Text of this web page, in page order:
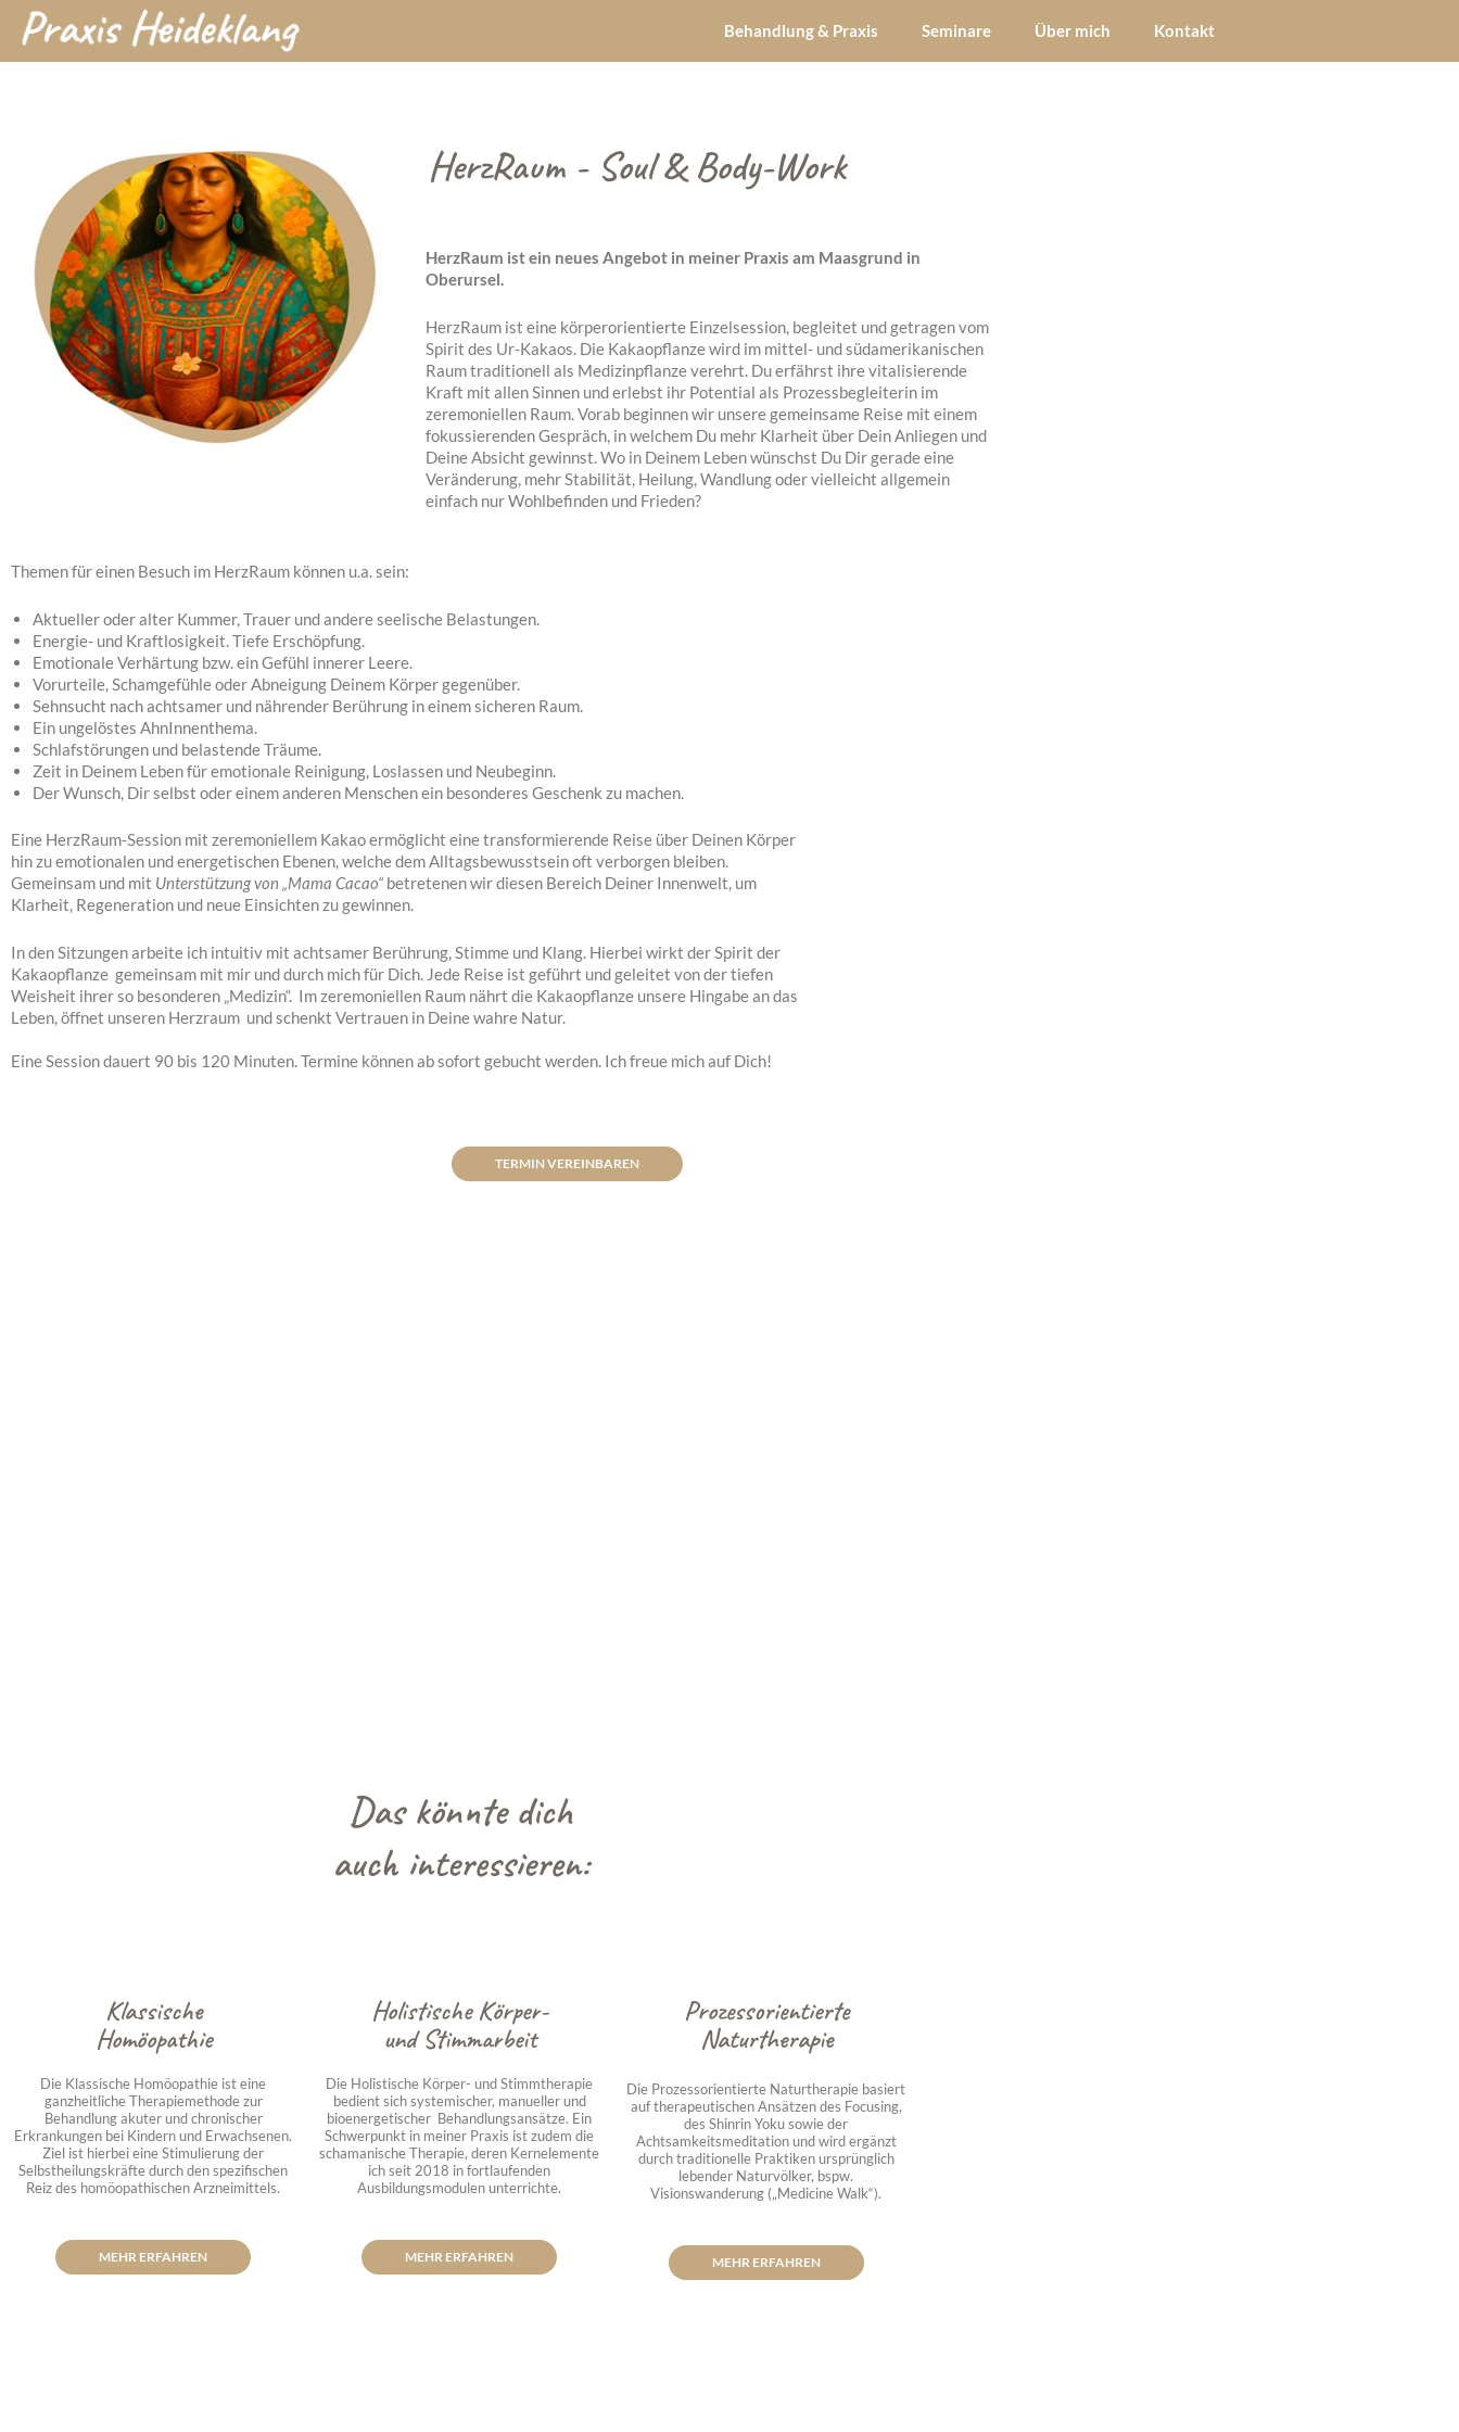
Zum
Inhalt
springen
Behandlung & Praxis Seminare Über mich Kontakt
HerzRaum - Soul & Body-Work
HerzRaum ist ein neues Angebot in meiner Praxis am Maasgrund in
Oberursel.
HerzRaum ist eine körperorientierte Einzelsession, begleitet und getragen vom
Spirit des Ur-Kakaos. Die Kakaopflanze wird im mittel- und südamerikanischen
Raum traditionell als Medizinpflanze verehrt. Du erfährst ihre vitalisierende
Kraft mit allen Sinnen und erlebst ihr Potential als Prozessbegleiterin im
zeremoniellen Raum. Vorab beginnen wir unsere gemeinsame Reise mit einem
fokussierenden Gespräch, in welchem Du mehr Klarheit über Dein Anliegen und
Deine Absicht gewinnst. Wo in Deinem Leben wünschst Du Dir gerade eine
Veränderung, mehr Stabilität, Heilung, Wandlung oder vielleicht allgemein
einfach nur Wohlbefinden und Frieden?
Themen für einen Besuch im HerzRaum können u.a. sein:
Aktueller oder alter Kummer, Trauer und andere seelische Belastungen.
Energie- und Kraftlosigkeit. Tiefe Erschöpfung.
Emotionale Verhärtung bzw. ein Gefühl innerer Leere.
Vorurteile, Schamgefühle oder Abneigung Deinem Körper gegenüber.
Sehnsucht nach achtsamer und nährender Berührung in einem sicheren Raum.
Ein ungelöstes AhnInnenthema.
Schlafstörungen und belastende Träume.
Zeit in Deinem Leben für emotionale Reinigung, Loslassen und Neubeginn.
Der Wunsch, Dir selbst oder einem anderen Menschen ein besonderes Geschenk zu machen.
Eine HerzRaum-Session mit zeremoniellem Kakao ermöglicht eine transformierende Reise über Deinen Körper
hin zu emotionalen und energetischen Ebenen, welche dem Alltagsbewusstsein oft verborgen bleiben.
Gemeinsam und mit Unterstützung von „Mama Cacao“ betretenen wir diesen Bereich Deiner Innenwelt, um
Klarheit, Regeneration und neue Einsichten zu gewinnen.
In den Sitzungen arbeite ich intuitiv mit achtsamer Berührung, Stimme und Klang. Hierbei wirkt der Spirit der
Kakaopflanze gemeinsam mit mir und durch mich für Dich. Jede Reise ist geführt und geleitet von der tiefen
Weisheit ihrer so besonderen „Medizin“. Im zeremoniellen Raum nährt die Kakaopflanze unsere Hingabe an das
Leben, öffnet unseren Herzraum und schenkt Vertrauen in Deine wahre Natur.
Eine Session dauert 90 bis 120 Minuten. Termine können ab sofort gebucht werden. Ich freue mich auf Dich!
TERMIN VEREINBAREN
Das könnte dich
auch interessieren:
Klassische
Homöopathie
Die Klassische Homöopathie ist eine
ganzheitliche Therapiemethode zur
Behandlung akuter und chronischer
Erkrankungen bei Kindern und Erwachsenen.
Ziel ist hierbei eine Stimulierung der
Selbstheilungskräfte durch den spezifischen
Reiz des homöopathischen Arzneimittels.
MEHR ERFAHREN
Holistische Körper-
und Stimmarbeit
Die Holistische Körper- und Stimmtherapie
bedient sich systemischer, manueller und
bioenergetischer Behandlungsansätze. Ein
Schwerpunkt in meiner Praxis ist zudem die
schamanische Therapie, deren Kernelemente
ich seit 2018 in fortlaufenden
Ausbildungsmodulen unterrichte.
MEHR ERFAHREN
Prozessorientierte
Naturtherapie
Die Prozessorientierte Naturtherapie basiert
auf therapeutischen Ansätzen des Focusing,
des Shinrin Yoku sowie der
Achtsamkeitsmeditation und wird ergänzt
durch traditionelle Praktiken ursprünglich
lebender Naturvölker, bspw.
Visionswanderung („Medicine Walk“).
MEHR ERFAHREN